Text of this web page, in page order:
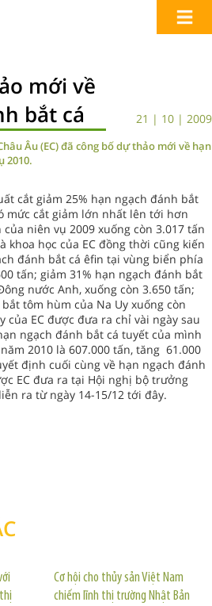
mới về
bắt cá
21 | 10 | 2009
Âu (EC) đã công bố dự thảo mới về hạn
2010.
cắt giảm 25% hạn ngạch đánh bắt
mức cắt giảm lớn nhất lên tới hơn
niên vụ 2009 xuống còn 3.017 tấn
khoa học của EC đồng thời cũng kiến
đánh bắt cá êfin tại vùng biển phía
tấn; giảm 31% hạn ngạch đánh bắt
nước Anh, xuống còn 3.650 tấn;
tôm hùm của Na Uy xuống còn
của EC được đưa ra chỉ vài ngày sau
ngạch đánh bắt cá tuyết của mình
2010 là 607.000 tấn, tăng 61.000
định cuối cùng về hạn ngạch đánh
EC đưa ra tại Hội nghị bộ trưởng
ra từ ngày 14-15/12 tới đây.
Cơ hội cho thủy sản Việt Nam
chiếm lĩnh thị trường Nhật Bản